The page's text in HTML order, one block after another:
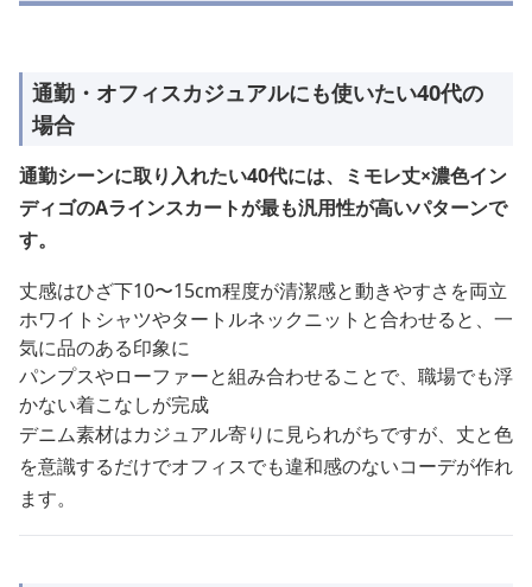
通勤・オフィスカジュアルにも使いたい40代の
場合
通勤シーンに取り入れたい40代には、ミモレ丈×濃色イン
ディゴのAラインスカートが最も汎用性が高いパターンで
す。
丈感はひざ下10〜15cm程度が清潔感と動きやすさを両立
ホワイトシャツやタートルネックニットと合わせると、一
気に品のある印象に
パンプスやローファーと組み合わせることで、職場でも浮
かない着こなしが完成
デニム素材はカジュアル寄りに見られがちですが、丈と色
を意識するだけでオフィスでも違和感のないコーデが作れ
ます。